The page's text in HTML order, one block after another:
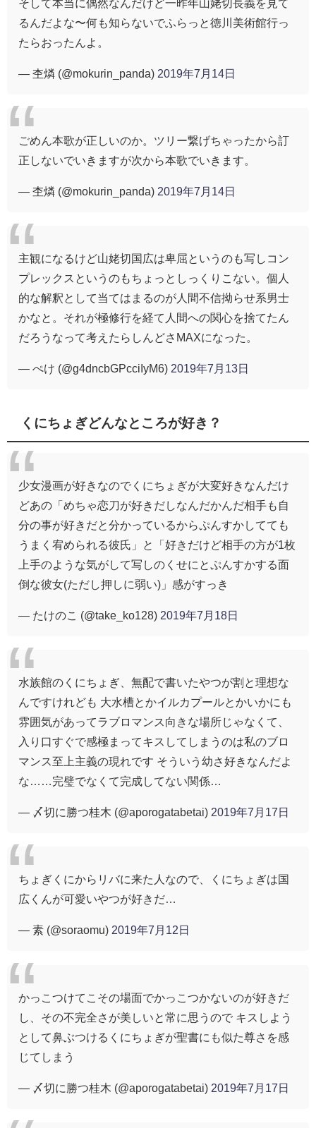
そして本当に偶然なんだけど一昨年山姥切長義を見て
るんだよな〜何も知らないでふらっと徳川美術館行っ
たらおったんよ。
— 杢燐 (@mokurin_panda) 2019年7月14日
ごめん本歌が正しいのか。ツリー繋げちゃったから訂
正しないでいきますが次から本歌でいきます。
— 杢燐 (@mokurin_panda) 2019年7月14日
主観になるけど山姥切国広は卑屈というのも写しコン
プレックスというのもちょっとしっくりこない。個人
的な解釈として当てはまるのが人間不信拗らせ系男士
かなと。それが極修行を経て人間への関心を捨てたん
だろうなって考えたらしんどさMAXになった。
— ぺけ (@g4dncbGPcciIyM6) 2019年7月13日
くにちょぎどんなところが好き？
少女漫画が好きなのでくにちょぎが大変好きなんだけ
どあの「めちゃ恋刀が好きだしなんだかんだ相手も自
分の事が好きだと分かっているからぷんすかしてても
うまく宥められる彼氏」と「好きだけど相手の方が1枚
上手のような気がして写しのくせにとぷんすかする面
倒な彼女(ただし押しに弱い)」感がすっき
— たけのこ (@take_ko128) 2019年7月18日
水族館のくにちょぎ、無配で書いたやつが割と理想な
んですけれども 大水槽とかイルカプールとかいかにも
雰囲気があってラブロマンス向きな場所じゃなくて、
入り口すぐで感極まってキスしてしまうのは私のブロ
マンス至上主義の現れです そういう幼さ好きなんだよ
な……完璧でなくて完成してない関係…
— 〆切に勝つ桂木 (@aporogatabetai) 2019年7月17日
ちょぎくにからリバに来た人なので、くにちょぎは国
広くんが可愛いやつが好きだ…
— 素 (@soraomu) 2019年7月12日
かっこつけてこその場面でかっこつかないのが好きだ
し、その不完全さが美しいと常に思うので キスしよう
として鼻ぶつけるくにちょぎが聖書にも似た尊さを感
じてしまう
— 〆切に勝つ桂木 (@aporogatabetai) 2019年7月17日